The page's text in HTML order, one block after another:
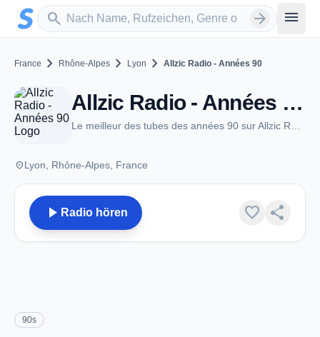
Zum Hauptinhalt springen
search
Sender suchen arrow_forward menu
France chevron_right Rhône-Alpes chevron_right Lyon chevron_right Allzic Radio - Années 90
Allzic Radio - Années 90 - Lyon
placeLyon, Rhône-Alpes, France
play_arrow Radio hören favorite share
90s